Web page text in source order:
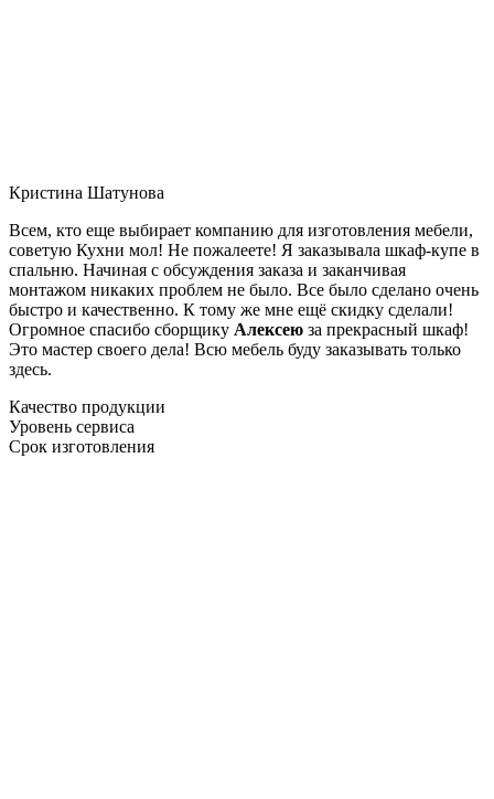
Кристина Шатунова
Всем, кто еще выбирает компанию для изготовления мебели,
советую Кухни мол! Не пожалеете! Я заказывала шкаф-купе в
спальню. Начиная с обсуждения заказа и заканчивая
монтажом никаких проблем не было. Все было сделано очень
быстро и качественно. К тому же мне ещё скидку сделали!
Огромное спасибо сборщику Алексею за прекрасный шкаф!
Это мастер своего дела! Всю мебель буду заказывать только
здесь.
Качество продукции
Уровень сервиса
Срок изготовления